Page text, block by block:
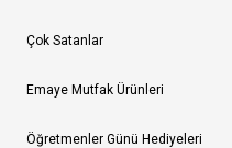
Çok Satanlar
Emaye Mutfak Ürünleri
Öğretmenler Günü Hediyeleri